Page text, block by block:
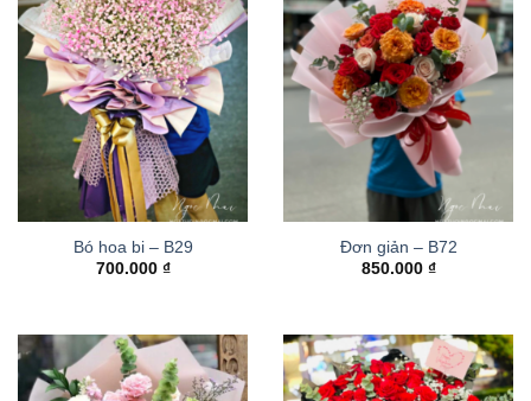
Bó hoa bi – B29
700.000 ₫
Đơn giản – B72
850.000 ₫